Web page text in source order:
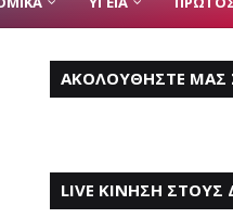
ΑΚΟΛΟΥΘΗΣΤΕ ΜΑΣ
LIVE ΚΙΝΗΣΗ